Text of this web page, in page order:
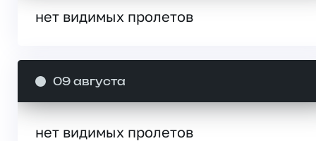
нет видимых пролетов
09 августа
нет видимых пролетов